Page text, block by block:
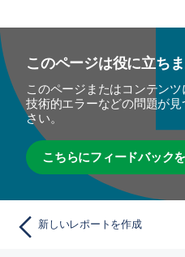
このページは役に立ち
このページまたはコンテンツ
技術的エラーなどの問題が
さい。
こちらにフィードバック
新しいレポートを作成